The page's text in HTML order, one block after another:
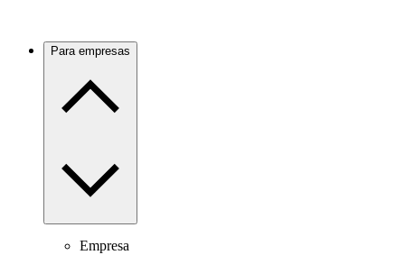
Para empresas
Empresa